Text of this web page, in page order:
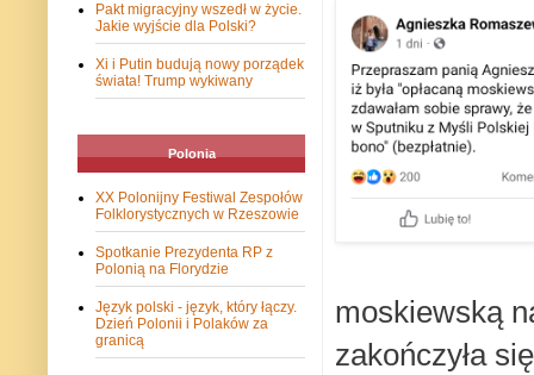
moskiewską
zakończyła
Pakt migracyjny wszedł w życie.
Jakie wyjście dla Polski?
Xi i Putin budują nowy porządek
świata! Trump wykiwany
Polonia
XX Polonijny Festiwal Zespołów
Folklorystycznych w Rzeszowie
Spotkanie Prezydenta RP z
Polonią na Florydzie
Język polski - język, który łączy.
Dzień Polonii i Polaków za
granicą